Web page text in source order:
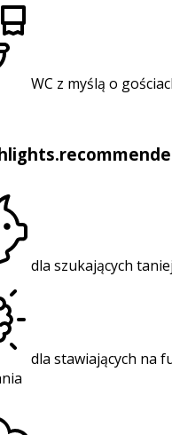
WC z myślą o
dla szukających
dla stawiających na